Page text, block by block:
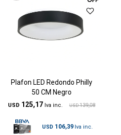
Plafon LED Redondo Philly
50 CM Negro
USD 125,17 USD 139,08
USD 106,39